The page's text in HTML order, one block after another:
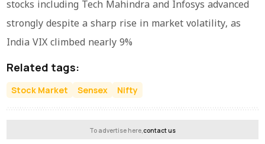
stocks including Tech Mahindra and Infosys advanced
strongly despite a sharp rise in market volatility, as
India VIX climbed nearly 9%
Related tags:
Stock Market Sensex Nifty
To advertise here,contact us